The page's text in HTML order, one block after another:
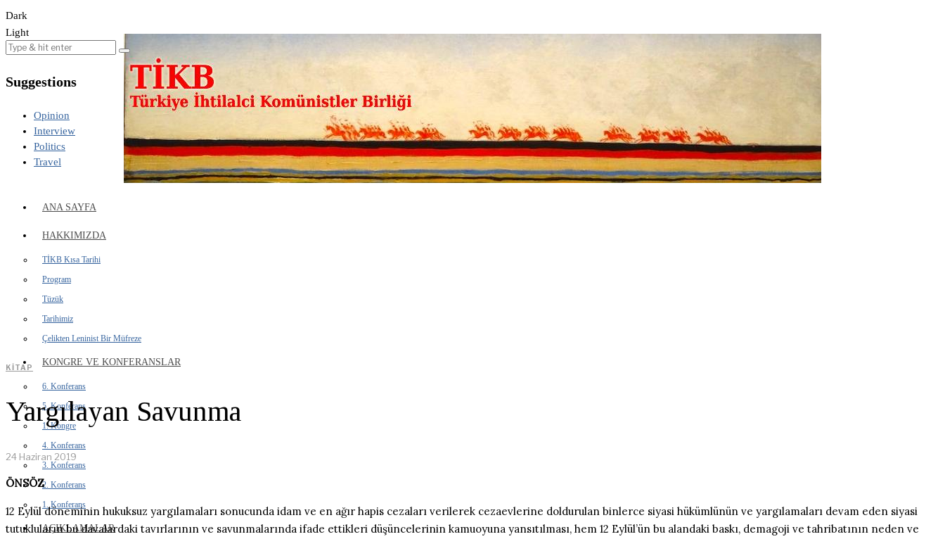
Dark
Light
Suggestions
Opinion
Interview
Politics
Travel
ANA SAYFA
HAKKIMIZDA
TİKB Kısa Tarihi
Program
Tüzük
Tarihimiz
Çelikten Leninist Bir Müfreze
KONGRE VE KONFERANSLAR
6. Konferans
5. Konferans
1. Kongre
4. Konferans
3. Konferans
2. Konferans
1. Konferans
AÇIKLAMALAR
KITAP
Yargılayan Savunma
24 Haziran 2019
ÖNSÖZ
12 Eylül döneminin hukuksuz yargılamaları sonucunda idam ve en ağır hapis cezaları verilerek cezaevlerine doldurulan binlerce siyasi hükümlünün ve yargılamaları devam eden siyasi
tutukluların bu davalardaki tavırlarının ve savunmalarında ifade ettikleri düşüncelerinin kamuoyuna yansıtılması, hem 12 Eylül’ün bu alandaki baskı, demagoji ve tahribatının neden ve